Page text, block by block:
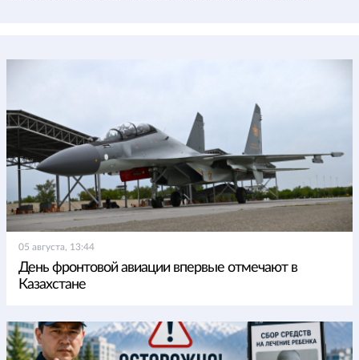
05 августа, 13:44
День фронтовой авиации впервые отмечают в
Казахстане